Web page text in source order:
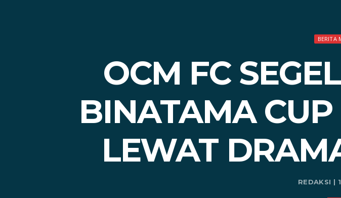
BERITA
OCM FC
BINATAMA
LEWAT
REDAKSI |